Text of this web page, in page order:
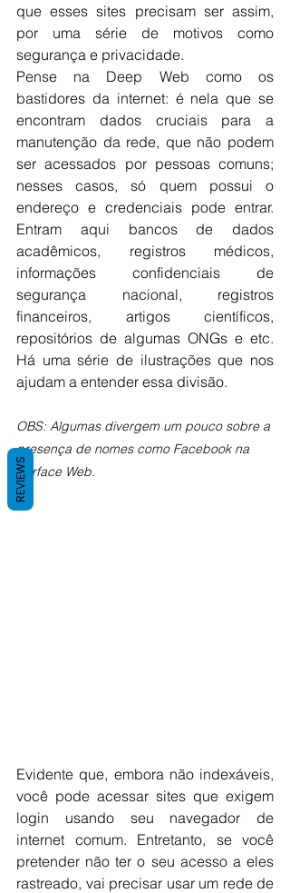
que esses sites precisam ser assim,
por uma série de motivos como
segurança e privacidade.
Pense na Deep Web como os
bastidores da internet: é nela que se
encontram dados cruciais para a
manutenção da rede, que não podem
ser acessados por pessoas comuns;
nesses casos, só quem possui o
endereço e credenciais pode entrar.
Entram aqui bancos de dados
acadêmicos, registros médicos,
informações confidenciais de
segurança nacional, registros
financeiros, artigos científicos,
repositórios de algumas ONGs e etc.
Há uma série de ilustrações que nos
ajudam a entender essa divisão.
OBS: Algumas divergem um pouco sobre a
presença de nomes como Facebook na
Surface Web.
Evidente que, embora não indexáveis,
você pode acessar sites que exigem
login usando seu navegador de
internet comum. Entretanto, se você
pretender não ter o seu acesso a eles
rastreado, vai precisar usar um rede de
REVIEWS